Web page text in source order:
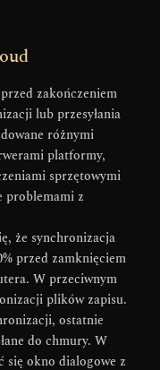
zakończeniem
lub przesyłania
różnymi
platformy,
sprzętowymi
problemami z
że synchronizacja
przed zamknięciem
W przeciwnym
plików zapisu.
ostatnie
do chmury. W
się okno dialogowe z